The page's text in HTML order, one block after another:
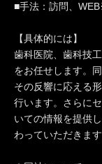
■手法：訪問、
【具体的には】
歯科医院、歯科技
をお任せします。
その反響に応える
行います。さらに
いての情報を提供
わっていただきます